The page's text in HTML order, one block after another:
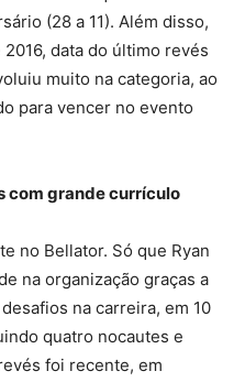
(28 a 11). Além disso,
data do último revés
muito na categoria, ao
para vencer no evento
com grande currículo
no Bellator. Só que Ryan
na organização graças a
na carreira, em 10
quatro nocautes e
foi recente, em